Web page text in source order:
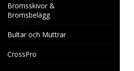
Bromsskivor &
Bromsbelägg
Bultar och Muttrar
CrossPro